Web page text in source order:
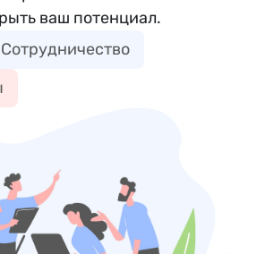
ваш потенциал.
Сотрудничество